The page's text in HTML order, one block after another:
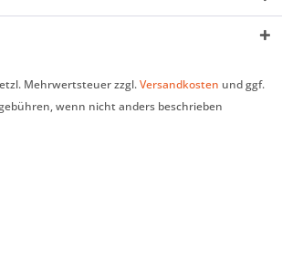
Mehrwertsteuer zzgl.Versandkosten und ggf.
wenn nicht anders beschrieben